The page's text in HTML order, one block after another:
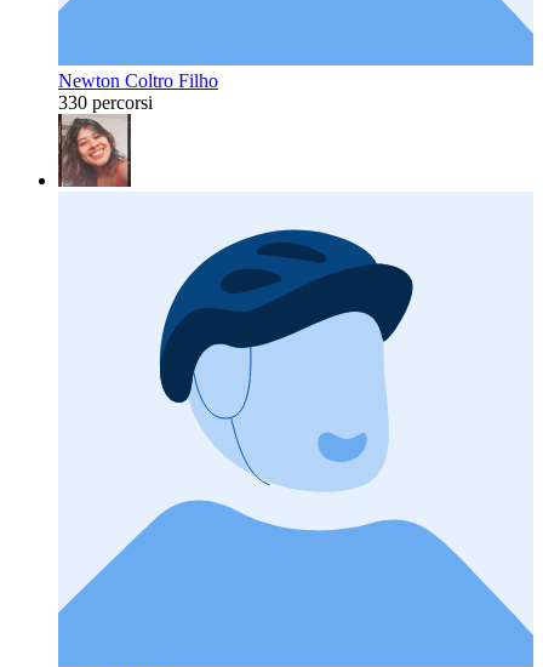
Newton Coltro Filho
330 percorsi